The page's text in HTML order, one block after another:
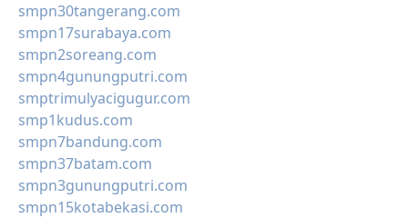
smpn30tangerang.com
smpn17surabaya.com
smpn2soreang.com
smpn4gunungputri.com
smptrimulyacigugur.com
smp1kudus.com
smpn7bandung.com
smpn37batam.com
smpn3gunungputri.com
smpn15kotabekasi.com